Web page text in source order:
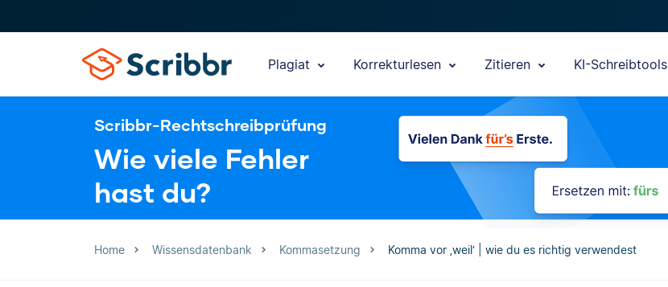
Plagiat Korrekturlesen Zitieren KI-Schreibtools
Scribbr-Rechtschreibprüfung
Wie viele Fehler
hast du?
Home Wissensdatenbank Kommasetzung Komma vor ‚weil‘ | wie du es richtig verwendest